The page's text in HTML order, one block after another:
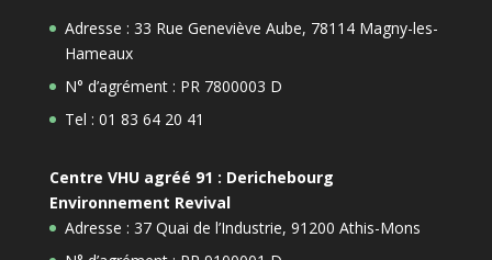
Adresse : 33 Rue Geneviève Aube, 78114 Magny-les-
Hameaux
N° d’agrément : PR 7800003 D
Tel : 01 83 64 20 41
Centre VHU agréé 91 : Derichebourg
Environnement Revival
Adresse : 37 Quai de l’Industrie, 91200 Athis-Mons